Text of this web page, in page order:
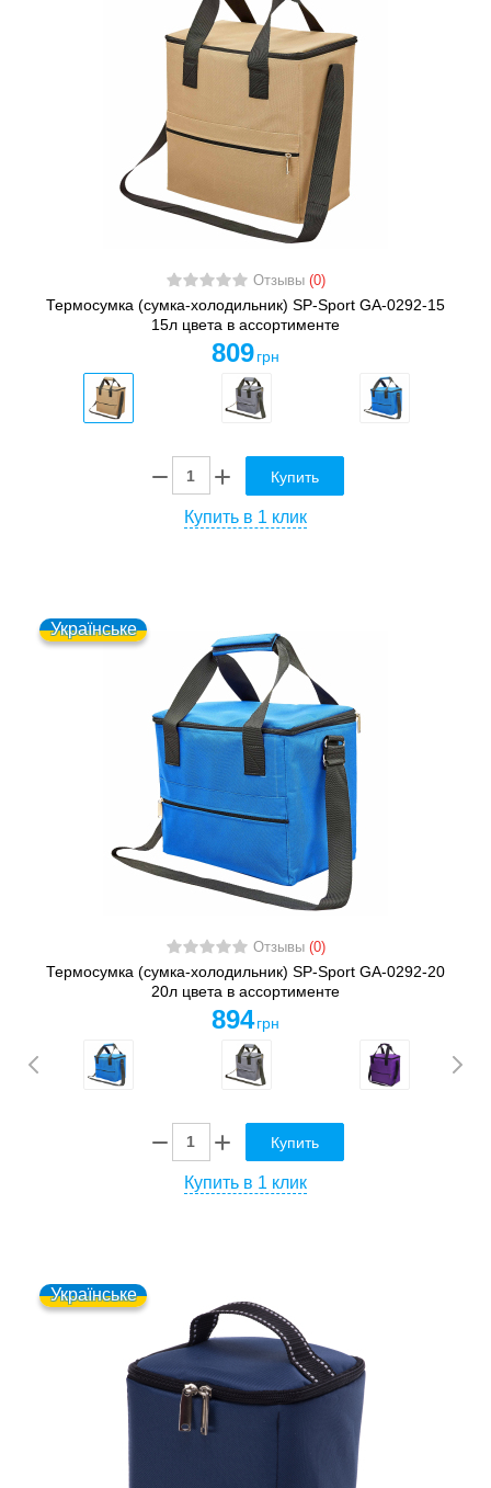
Отзывы (0)
Термосумка (сумка-холодильник) SP-Sport GA-0292-15
15л цвета в ассортименте
809 грн
Купить
Купить в 1 клик
Українське
Отзывы (0)
Термосумка (сумка-холодильник) SP-Sport GA-0292-20
20л цвета в ассортименте
894 грн
Купить
Купить в 1 клик
Українське